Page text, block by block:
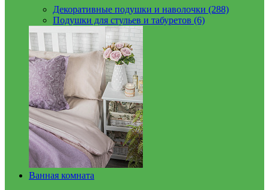
Декоративные подушки и наволочки (288)
Подушки для стульев и табуретов (6)
Ванная комната